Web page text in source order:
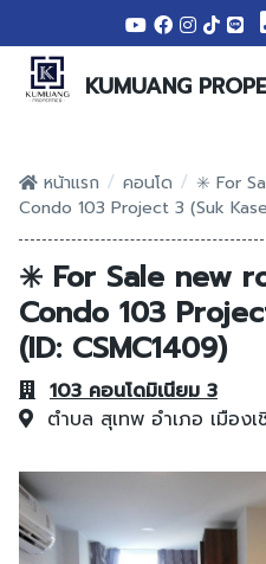
KUMUANG
หน้าแรก / คอนโด / ✳️ For
Condo 103 Project 3 (Suk
✳️ For Sale new
Condo 103
(ID: CSMC1409)
103 คอนโดมิเนียม 3
ตำบล สุเทพ อำเภอ เมือง